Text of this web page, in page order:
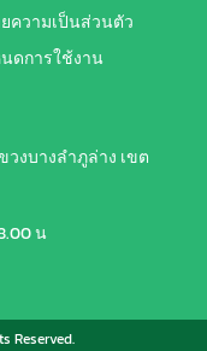
ความเป็นส่วนตัว
ดการใช้งาน
งบางลำภูล่าง เขต
น
Reserved.